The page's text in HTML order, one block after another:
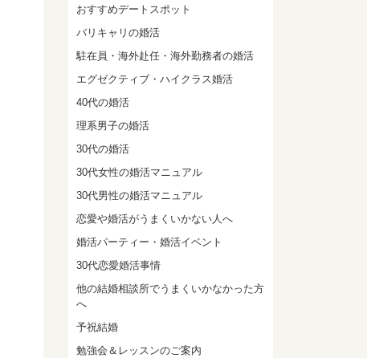
おすすめデートスポット
バリキャリの婚活
駐在員・海外赴任・海外勤務者の婚活
エグゼクティブ・ハイクラス婚活
40代の婚活
理系男子の婚活
30代の婚活
30代女性の婚活マニュアル
30代男性の婚活マニュアル
恋愛や婚活がうまくいかない人へ
婚活パーティー・婚活イベント
30代恋愛婚活事情
他の結婚相談所でうまくいかなかった方
へ
予祝結婚
勉強会＆レッスンのご案内